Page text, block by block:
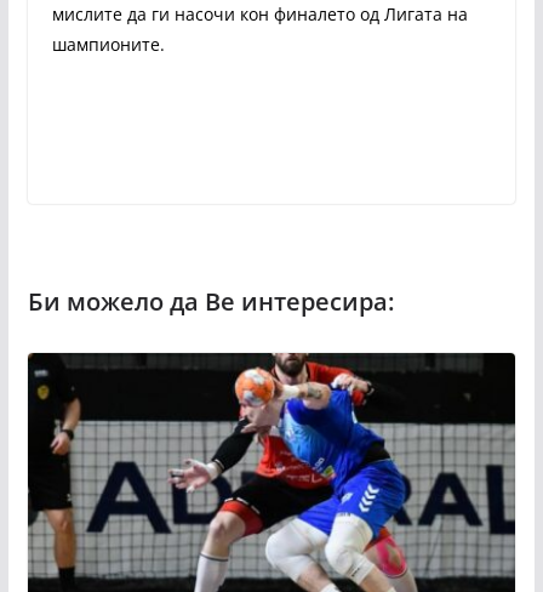
мислите да ги насочи кон финалето од Лигата на
шампионите.